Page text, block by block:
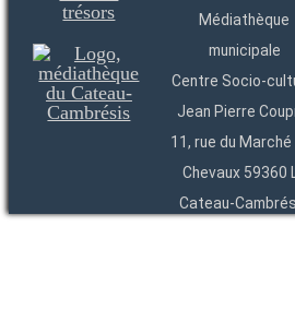
Médiathèque
municipale
Centre Socio-
Jean Pierre
11, rue du Marché
Chevaux 59360
Cateau-